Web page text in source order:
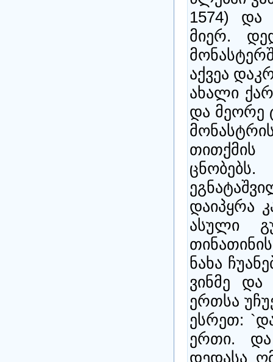
1574) და
მიერ.
აქვეა
ახალი
და მეორე
დაიპყრა
ასული
ნახა
ვინმე და
ერთსა
ესრეთ:
ერთი. და
დედასა